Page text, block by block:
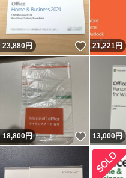
23,880円 いいね！
21,221円
18,800円 いいね！
13,000円